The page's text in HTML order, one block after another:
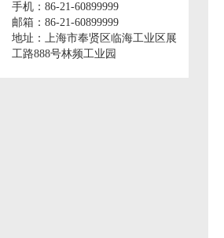
手机：86-21-60899999
邮箱：86-21-60899999
地址：上海市奉贤区临海工业区展
工路888号林频工业园